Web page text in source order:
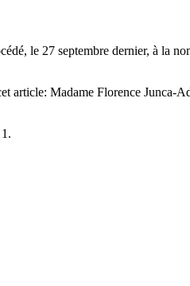
le 27 septembre dernier, à la
article: Madame Florence Junca-